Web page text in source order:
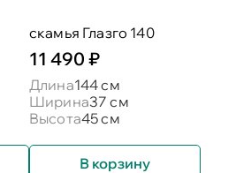
скамья Глазго 140
11 490 ₽
Длина144 см
Ширина37 см
Высота45 см
В корзину